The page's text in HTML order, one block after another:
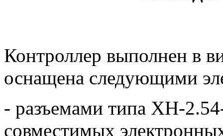
Контроллер выполнен в
оснащена следующими
- разъемами типа XH-
совместимых